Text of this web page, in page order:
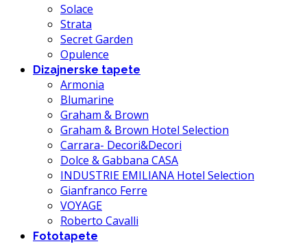
Solace
Strata
Secret Garden
Opulence
Dizajnerske tapete
Armonia
Blumarine
Graham & Brown
Graham & Brown Hotel Selection
Carrara- Decori&Decori
Dolce & Gabbana CASA
INDUSTRIE EMILIANA Hotel Selection
Gianfranco Ferre
VOYAGE
Roberto Cavalli
Fototapete